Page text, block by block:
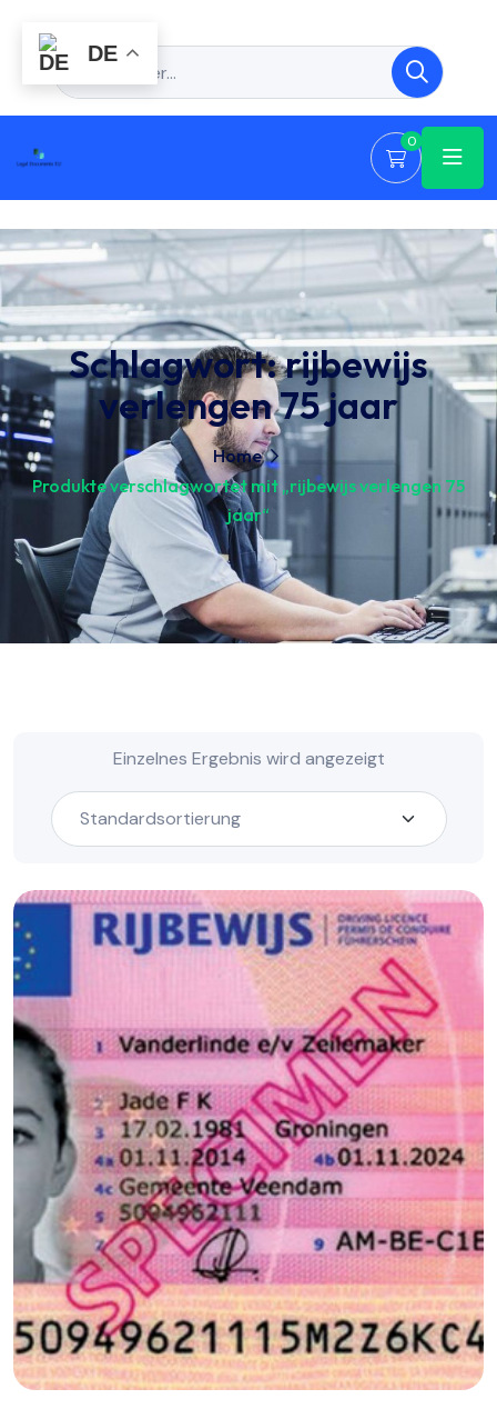
0
Schlagwort:rijbewijs
verlengen 75 jaar
Home
Produkte verschlagwortet mit „rijbewijs verlengen 75
jaar“
Einzelnes Ergebnis wird angezeigt
DE